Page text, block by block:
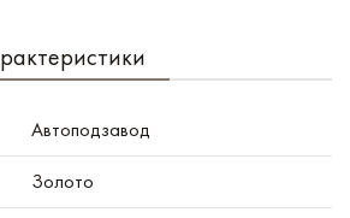
Автоподзавод
Золото